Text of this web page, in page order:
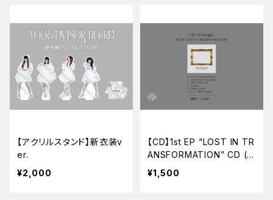
【アクリルスタンド】新衣装v
er.
¥2,000
【CD】1st EP “LOST IN TR
ANSFORMATION” CD (5
Songs)
¥1,500